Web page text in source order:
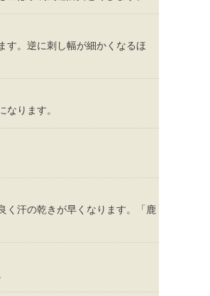
す。逆に刺し幅が細かくなるほ
ります。
く汗の乾きが早くなります。「鹿